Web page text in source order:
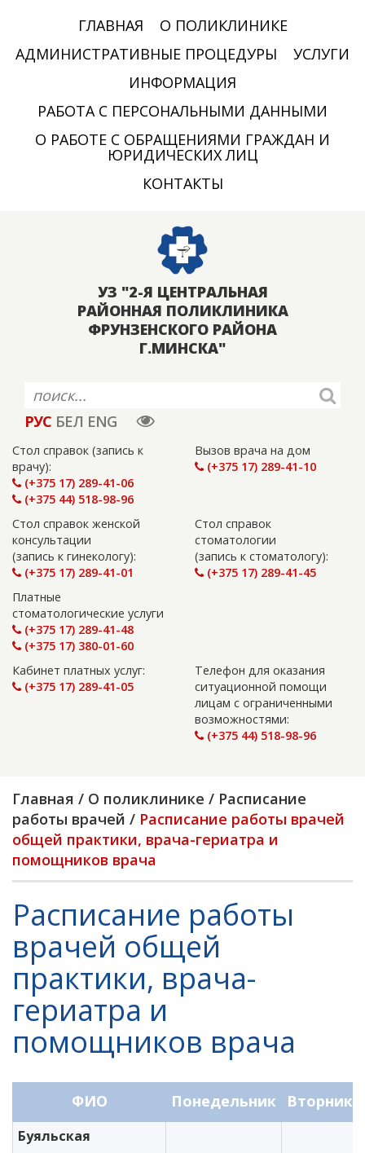
ГЛАВНАЯ
О ПОЛИКЛИНИКЕ
АДМИНИСТРАТИВНЫЕ ПРОЦЕДУРЫ
УСЛУГИ
ИНФОРМАЦИЯ
РАБОТА С ПЕРСОНАЛЬНЫМИ ДАННЫМИ
О РАБОТЕ С ОБРАЩЕНИЯМИ ГРАЖДАН И
ЮРИДИЧЕСКИХ ЛИЦ
КОНТАКТЫ
УЗ "2-Я ЦЕНТРАЛЬНАЯ
РАЙОННАЯ ПОЛИКЛИНИКА
ФРУНЗЕНСКОГО РАЙОНА
Г.МИНСКА"
РУС БЕЛ ENG
Стол справок (запись к
врачу):
(+375 17) 289-41-06
(+375 44) 518-98-96
Вызов врача на дом
(+375 17) 289-41-10
Стол справок женской
консультации
(запись к гинекологу):
(+375 17) 289-41-01
Стол справок
стоматологии
(запись к стоматологу):
(+375 17) 289-41-45
Платные
стоматологические услуги
(+375 17) 289-41-48
(+375 17) 380-01-60
Кабинет платных услуг:
(+375 17) 289-41-05
Телефон для оказания
ситуационной помощи
лицам с ограниченными
возможностями:
(+375 44) 518-98-96
Главная / О поликлинике / Расписание
работы врачей / Расписание работы врачей
общей практики, врача-гериатра и
помощников врача
Расписание работы
врачей общей
практики, врача-
гериатра и
помощников врача
ФИО Понедельник Вторник
Буяльская